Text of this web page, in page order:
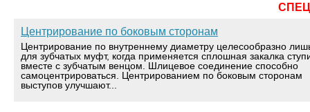
Центрирование по боковым сторонам
Центрирование по внутреннему диаметру целесообразно
для зубчатых муфт, когда применяется сплошная закалка
вместе с зубчатым венцом. Шлицевое соединение способно
самоцентрироваться. Центрированием по боковым сторонам
выступов улучшают...